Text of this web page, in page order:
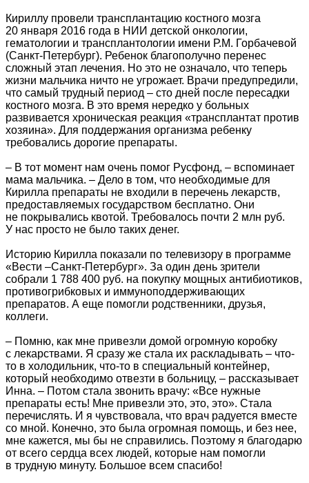
Кириллу провели трансплантацию костного мозга
20 января 2016 года в НИИ детской онкологии,
гематологии и трансплантологии имени Р.М. Горбачевой
(Санкт-Петербург). Ребенок благополучно перенес
сложный этап лечения. Но это не означало, что теперь
жизни мальчика ничто не угрожает. Врачи предупредили,
что самый трудный период – сто дней после пересадки
костного мозга. В это время нередко у больных
развивается хроническая реакция «трансплантат против
хозяина». Для поддержания организма ребенку
требовались дорогие препараты.
– В тот момент нам очень помог Русфонд, – вспоминает
мама мальчика. – Дело в том, что необходимые для
Кирилла препараты не входили в перечень лекарств,
предоставляемых государством бесплатно. Они
не покрывались квотой. Требовалось почти 2 млн руб.
У нас просто не было таких денег.
Историю Кирилла показали по телевизору в программе
«Вести –Санкт-Петербург». За один день зрители
собрали 1 788 400 руб. на покупку мощных антибиотиков,
противогрибковых и иммуноподдерживающих
препаратов. А еще помогли родственники, друзья,
коллеги.
– Помню, как мне привезли домой огромную коробку
с лекарствами. Я сразу же стала их раскладывать – что-
то в холодильник, что-то в специальный контейнер,
который необходимо отвезти в больницу, – рассказывает
Инна. – Потом стала звонить врачу: «Все нужные
препараты есть! Мне привезли это, это, это». Стала
перечислять. И я чувствовала, что врач радуется вместе
со мной. Конечно, это была огромная помощь, и без нее,
мне кажется, мы бы не справились. Поэтому я благодарю
от всего сердца всех людей, которые нам помогли
в трудную минуту. Большое всем спасибо!